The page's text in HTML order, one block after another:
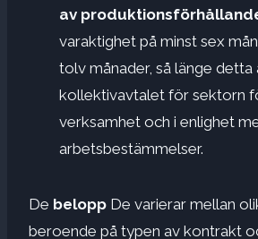
av
varaktighet på minst sex
tolv månader, så länge detta
kollektivavtalet för sektorn
verksamhet och i enlighet
arbetsbestämmelser.
De belopp De varierar mellan
beroende på typen av kontrakt